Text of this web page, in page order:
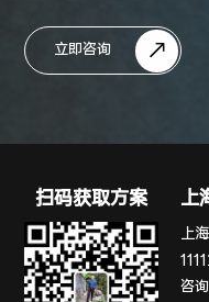
立即咨询
扫码获取方案 上
上
咨